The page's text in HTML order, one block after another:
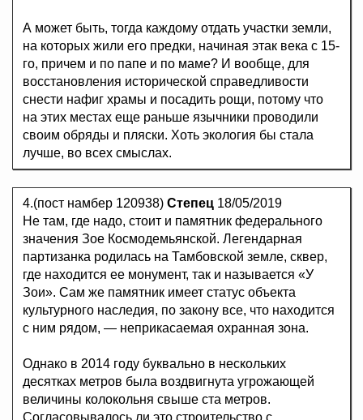
А может быть, тогда каждому отдать участки земли,
на которых жили его предки, начиная этак века с 15-
го, причем и по папе и по маме? И вообще, для
восстановления исторической справедливости
снести нафиг храмы и посадить рощи, потому что
на этих местах еще раньше язычники проводили
своим обряды и пляски. Хоть экология бы стала
лучше, во всех смыслах.
4.(пост намбер 120938) Степец 18/05/2019
Не там, где надо, стоит и памятник федерального
значения Зое Космодемьянской. Легендарная
партизанка родилась на Тамбовской земле, сквер,
где находится ее монумент, так и называется «У
Зои». Сам же памятник имеет статус объекта
культурного наследия, по закону все, что находится
с ним рядом, — неприкасаемая охранная зона.
Однако в 2014 году буквально в нескольких
десятках метров была воздвигнута угрожающей
величины колокольня свыше ста метров.